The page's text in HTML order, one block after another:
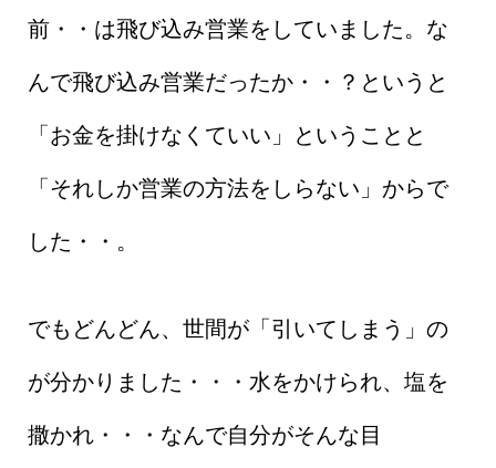
前・・は飛び込み営業をしていました。な
んで飛び込み営業だったか・・？というと
「お金を掛けなくていい」ということと
「それしか営業の方法をしらない」からで
した・・。
でもどんどん、世間が「引いてしまう」の
が分かりました・・・水をかけられ、塩を
撒かれ・・・なんで自分がそんな目